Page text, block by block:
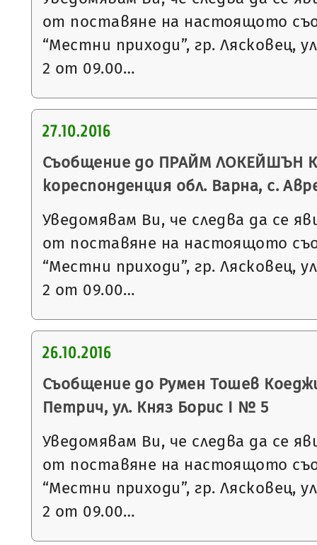
от поставяне на настоящото
“Местни приходи”, гр. Лясковец,
2 от 09.00…
27.10.2016
Съобщение до ПРАЙМ ЛОКЕЙШЪН
кореспонденция обл. Варна, с.
Уведомявам Ви, че следва да се
от поставяне на настоящото
“Местни приходи”, гр. Лясковец,
2 от 09.00…
26.10.2016
Съобщение до Румен Тошев
Петрич, ул. Княз Борис I № 5
Уведомявам Ви, че следва да се
от поставяне на настоящото
“Местни приходи”, гр. Лясковец,
2 от 09.00…